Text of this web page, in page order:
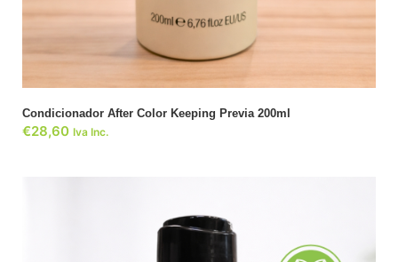
Condicionador After Color Keeping Previa 200ml
€28,60 Iva Inc.